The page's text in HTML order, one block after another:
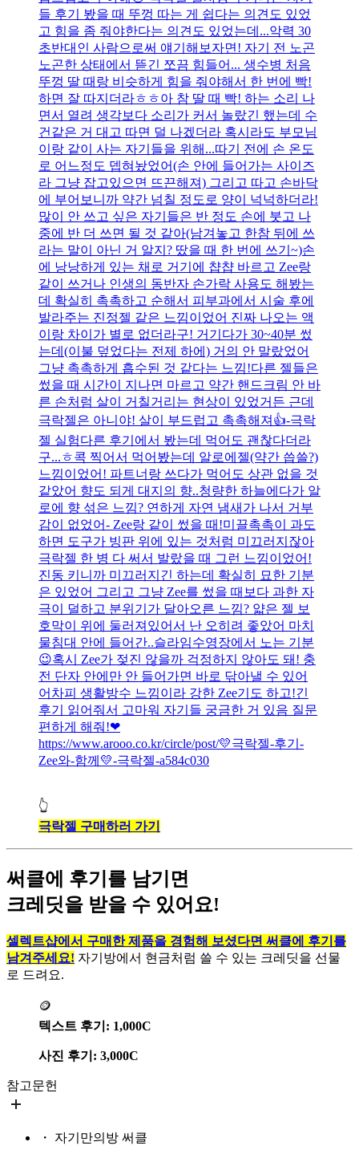
들 후기 봤을 때 뚜껑 따는 게 쉽다는 의견도 있었
고 힘을 좀 줘야한다는 의견도 있었는데...악력 30
초반대인 사람으로써 얘기해보자면! 자기 전 노곤
노곤한 상태에서 뜯긴 쪼끔 힘들어... 생수병 처음
뚜껑 딸 때랑 비슷하게 힘을 줘야해서 한 번에 빡!
하면 잘 따지더라ㅎㅎ아 참 딸 때 빡! 하는 소리 나
면서 열려 생각보다 소리가 커서 놀랐긴 했는데 수
건같은 거 대고 따면 덜 나겠더라 혹시라도 부모님
이랑 같이 사는 자기들을 위해...따기 전에 손 온도
로 어느정도 뎁혀놨었어(손 안에 들어가는 사이즈
라 그냥 잡고있으면 뜨끈해져) 그리고 따고 손바닥
에 부어보니까 약간 넘칠 정도로 양이 넉넉하더라!
많이 안 쓰고 싶은 자기들은 반 정도 손에 붓고 나
중에 반 더 쓰면 될 것 같아(남겨놓고 한참 뒤에 쓰
라는 말이 아닌 거 알지? 땄을 때 한 번에 쓰기~)손
에 낭낭하게 있는 채로 거기에 챱챱 바르고 Zee랑
같이 쓰거나 인생의 동반자 손가락 사용도 해봤는
데 확실히 촉촉하고 순해서 피부과에서 시술 후에
발라주는 진정젤 같은 느낌이었어 진짜 나오는 액
이랑 차이가 별로 없더라구! 거기다가 30~40분 썼
는데(이불 덮었다는 전제 하에) 거의 안 말랐었어
그냥 촉촉하게 흡수된 것 같다는 느낌!다른 젤들은
썼을 때 시간이 지나면 마르고 약간 핸드크림 안 바
른 손처럼 살이 거칠거리는 현상이 있었거든 근데
극락젤은 아니야! 살이 부드럽고 촉촉해져👍-극락
젤 실험다른 후기에서 봤는데 먹어도 괜찮다더라
구...ㅎ콕 찍어서 먹어봤는데 알로에젤(약간 씁쓸?)
느낌이었어! 파트너랑 쓰다가 먹어도 상관 없을 것
같았어 향도 되게 대지의 향..청량한 하늘에다가 알
로에 향 섞은 느낌? 연하게 자연 냄새가 나서 거부
감이 없었어- Zee랑 같이 썼을 때!미끌촉촉이 과도
하면 도구가 빙판 위에 있는 것처럼 미끄러지잖아
극락젤 한 병 다 써서 발랐을 때 그런 느낌이었어!
진동 키니까 미끄러지긴 하는데 확실히 묘한 기분
은 있었어 그리고 그냥 Zee를 썼을 때보다 과한 자
극이 덜하고 분위기가 달아오른 느낌? 얇은 젤 보
호막이 위에 둘러져있어서 난 오히려 좋았어 마치
물침대 안에 들어간..슬라임수영장에서 노는 기분
😉혹시 Zee가 젖진 않을까 걱정하지 않아도 돼! 충
전 단자 안에만 안 들어가면 바로 닦아낼 수 있어
어차피 생활방수 느낌이라 강한 Zee기도 하고!긴
후기 읽어줘서 고마워 자기들 궁금한 거 있음 질문
편하게 해줘!❤
https://www.arooo.co.kr/circle/post/💛극락젤-후기-
Zee와-함께💛-극락젤-a584c030
👆
극락젤 구매하러 가기
써클에 후기를 남기면
크레딧을 받을 수 있어요!
셀렉트샵에서 구매한 제품을 경험해 보셨다면 써클에 후기를
남겨주세요! 자기방에서 현금처럼 쓸 수 있는 크레딧을 선물
로 드려요.
🪙
텍스트 후기: 1,000C
사진 후기: 3,000C
참고문헌
・ 자기만의방 써클